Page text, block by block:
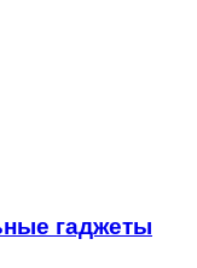
гаджеты